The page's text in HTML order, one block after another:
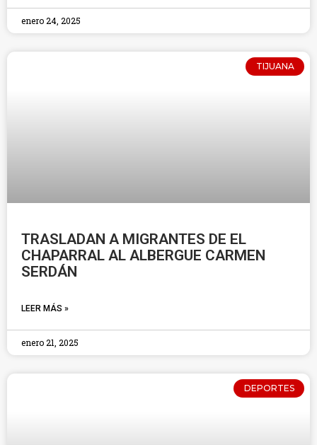
enero 24, 2025
TIJUANA
TRASLADAN A MIGRANTES DE EL
CHAPARRAL AL ALBERGUE CARMEN
SERDÁN
LEER MÁS »
enero 21, 2025
DEPORTES